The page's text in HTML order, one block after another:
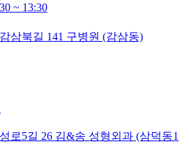
~ 13:30
삼북길 141 구병원 (감삼동)
로5길 26 김&송 성형외과 (삼덕동1